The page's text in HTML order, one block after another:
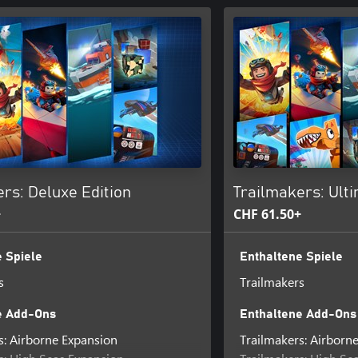
Deluxe Edition
Spiele
Add-Ons
Airborne Expansion
Trailmakers:
CHF 61.50+
Enthaltene Spiele
Trailmakers
Enthaltene Add-Ons
Trailmakers: